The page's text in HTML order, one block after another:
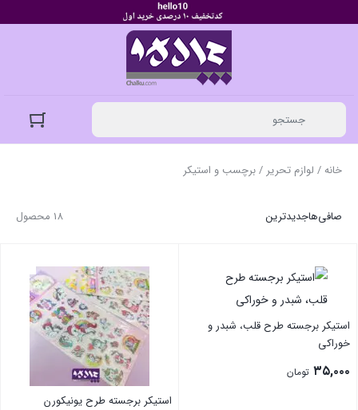
خانه/ لوازم تحریر / برچسب و استیکر
18 محصول صافی‌هاجدیدترین
استیکر برجسته طرح قلب، شبدر و
خوراکی
۳۵,۰۰۰ تومان
استیکر برجسته طرح یونیکورن